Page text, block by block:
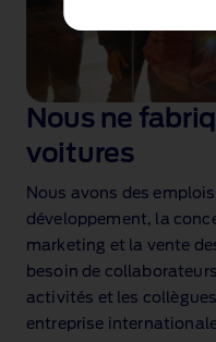
Nous ne
voitures
Nous avons des
développement, la
marketing et la vente
besoin de
activités et les
entreprise